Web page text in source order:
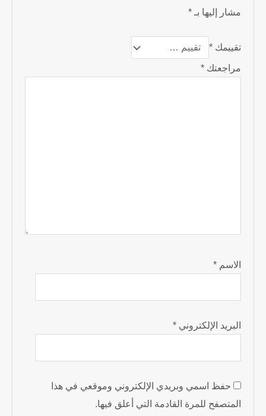
مشار إليها بـ*
تقييمك*
مراجعتك*
الاسم*
البريد الإلكتروني*
حفظ اسمي وبريدي الإلكتروني وموقعي في هذا
المتصفح للمرة القادمة التي أعلق فيها.